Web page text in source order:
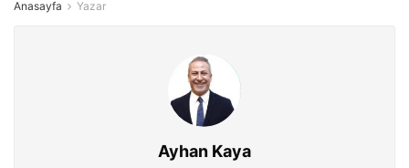
Anasayfa Yazar
Ayhan Kaya